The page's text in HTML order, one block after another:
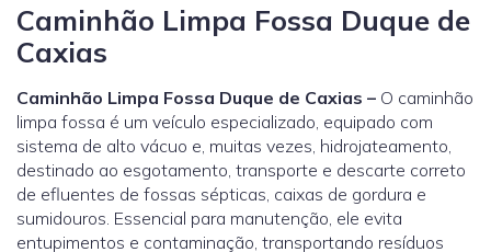
Caminhão Limpa Fossa Duque de
Caxias
Caminhão Limpa Fossa Duque de Caxias – O caminhão
limpa fossa é um veículo especializado, equipado com
sistema de alto vácuo e, muitas vezes, hidrojateamento,
destinado ao esgotamento, transporte e descarte correto
de efluentes de fossas sépticas, caixas de gordura e
sumidouros. Essencial para manutenção, ele evita
entupimentos e contaminação, transportando resíduos